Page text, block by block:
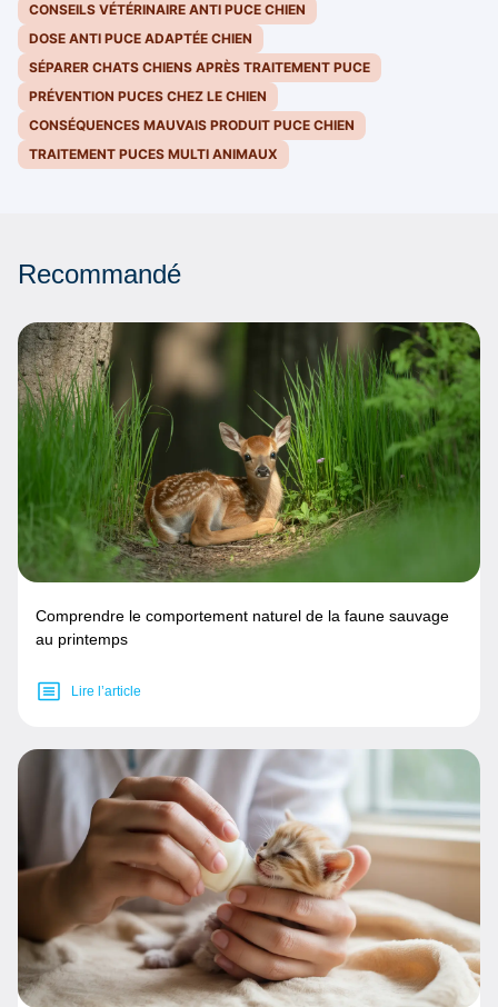
CONSEILS VÉTÉRINAIRE ANTI PUCE CHIEN
DOSE ANTI PUCE ADAPTÉE CHIEN
SÉPARER CHATS CHIENS APRÈS TRAITEMENT PUCE
PRÉVENTION PUCES CHEZ LE CHIEN
CONSÉQUENCES MAUVAIS PRODUIT PUCE CHIEN
TRAITEMENT PUCES MULTI ANIMAUX
Recommandé
Comprendre le comportement naturel de la faune sauvage
au printemps
Lire l’article